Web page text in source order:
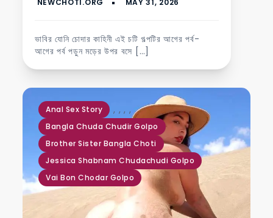
ভাবির যোনি চোদার কাহিনী এই চটি গল্পটির আগের পর্ব-
আগের পর্ব পড়ুন মড়ের উপর বসে […]
Anal Sex Story ,
Bangla Chuda Chudir Golpo
,
Brother Sister Bangla Choti
,
Jessica Shabnam Chudachudi Golpo
,
Vai Bon Chodar Golpo